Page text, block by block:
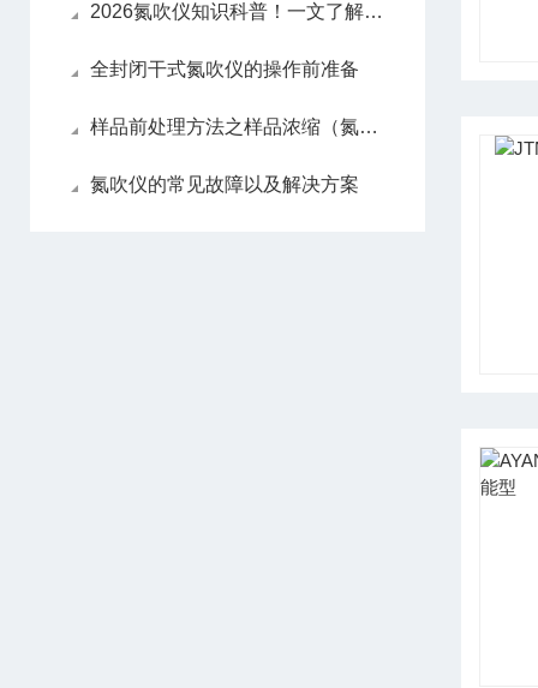
2026氮吹仪知识科普！一文了解原理、操作、维护
全封闭干式氮吹仪的操作前准备
样品前处理方法之样品浓缩（氮吹仪）
氮吹仪的常见故障以及解决方案